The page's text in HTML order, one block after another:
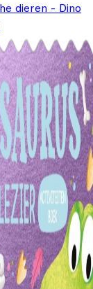
dieren - Dino